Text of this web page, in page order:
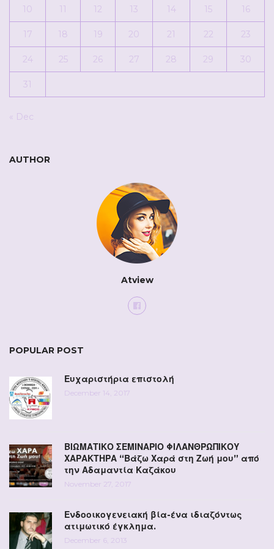
10 11 12 13 14 15 16
17 18 19 20 21 22 23
24 25 26 27 28 29 30
31
« Dec
AUTHOR
Atview
POPULAR POST
Ευχαριστήρια επιστολή
December 14, 2017
ΒΙΩΜΑΤΙΚΟ ΣΕΜΙΝΑΡΙΟ ΦΙΛΑΝΘΡΩΠΙΚΟΥ
ΧΑΡΑΚΤΗΡΑ “Βάζω Χαρά στη Ζωή μου” από
την Αδαμαντία Καζάκου
November 27, 2017
Ενδοοικογενειακή βία-ένα ιδιαζόντως
ατιμωτικό έγκλημα.
December 6, 2013